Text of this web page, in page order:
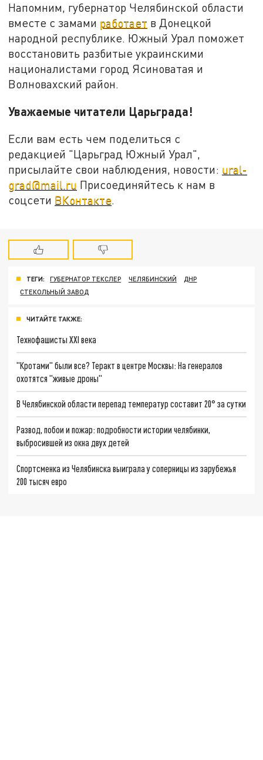
Напомним, губернатор Челябинской области
вместе с замами работает в Донецкой
народной республике. Южный Урал поможет
восстановить разбитые украинскими
националистами город Ясиноватая и
Волновахский район.
Уважаемые читатели Царьграда!
Если вам есть чем поделиться с
редакцией "Царьград Южный Урал",
присылайте свои наблюдения, новости: ural-
grad@mail.ru Присоединяйтесь к нам в
соцсети ВКонтакте.
ТЕГИ: ГУБЕРНАТОР ТЕКСЛЕР ЧЕЛЯБИНСКИЙ
ДНР
СТЕКОЛЬНЫЙ ЗАВОД
ЧИТАЙТЕ ТАКЖЕ:
Технофашисты XXI века
"Кротами" были все? Теракт в центре Москвы: На генералов
охотятся "живые дроны"
В Челябинской области перепад температур составит 20° за сутки
Развод, побои и пожар: подробности истории челябинки,
выбросившей из окна двух детей
Спортсменка из Челябинска выиграла у соперницы из зарубежья
200 тысяч евро